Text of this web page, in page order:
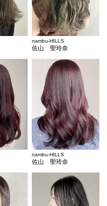
nambu-HILLS
佐山 聖玲奈
nambu-HILLS
佐山 聖玲奈